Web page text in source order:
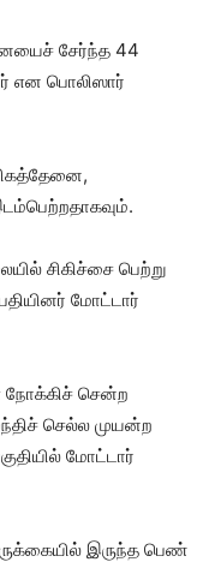
சேர்ந்த 44
என பொலிஸார்
சிகிச்சை பெற்று
மோட்டார்
நோக்கிச் சென்ற
செல்ல முயன்ற
மோட்டார்
இருந்த பெண்